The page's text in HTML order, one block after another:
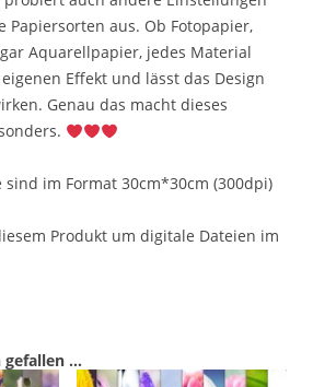
Papiersorten aus. Ob Fotopapier,
Aquarellpapier, jedes Material
Effekt und lässt das Design
Genau das macht dieses
im Format 30cm*30cm (300dpi)
Produkt um digitale Dateien im
gefallen …